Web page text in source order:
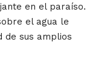
en el paraíso.
el agua le
de sus amplios